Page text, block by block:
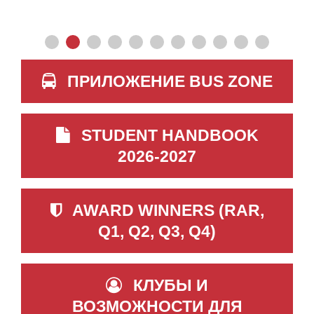
ПРИЛОЖЕНИЕ BUS ZONE
STUDENT HANDBOOK
2026-2027
AWARD WINNERS (RAR,
Q1, Q2, Q3, Q4)
КЛУБЫ И
ВОЗМОЖНОСТИ ДЛЯ